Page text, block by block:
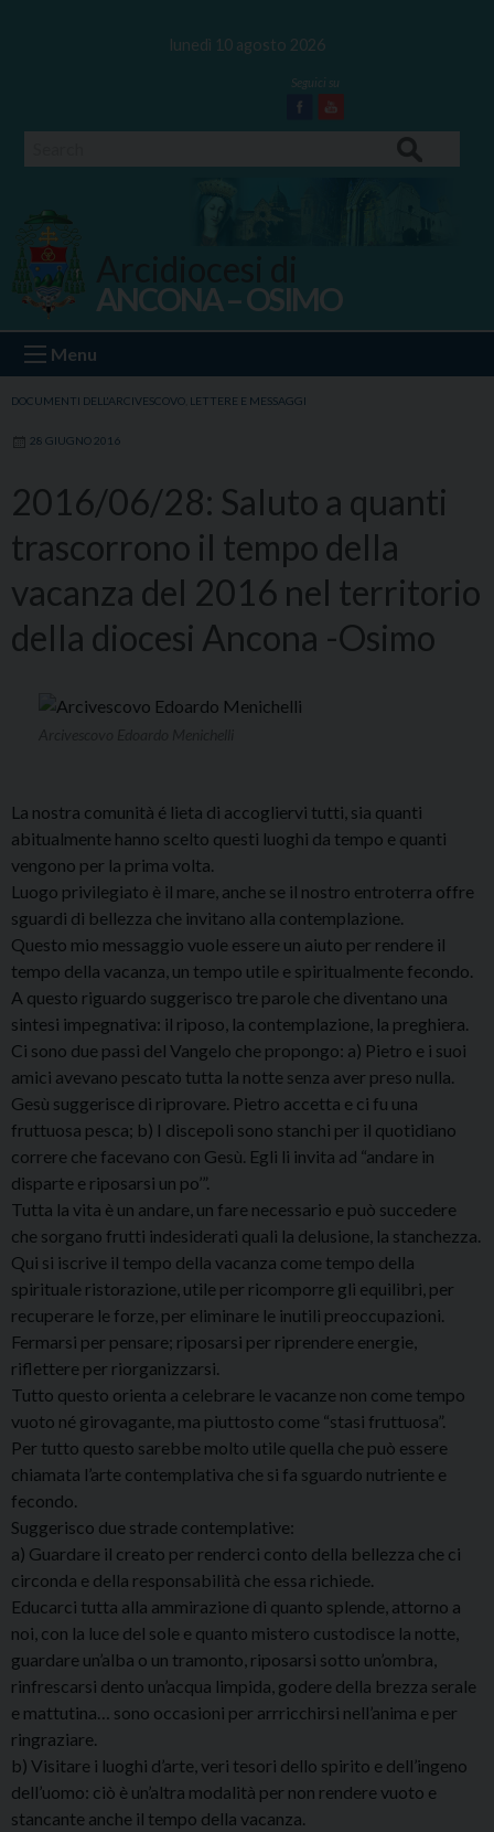
lunedì 10 agosto 2026
Facebook
Youtube
Ancona Osimo
ANCONA – OSIMO
Menu
DOCUMENTI DELL'ARCIVESCOVO LETTERE E MESSAGGI
28 GIUGNO 2016
2016/06/28: Saluto a quanti
trascorrono il tempo della
vacanza del 2016 nel territorio
della diocesi Ancona -Osimo
La nostra comunità é lieta di accogliervi tutti, sia quanti
abitualmente hanno scelto questi luoghi da tempo e quanti
vengono per la prima volta.
Luogo privilegiato è il mare, anche se il nostro entroterra offre
sguardi di bellezza che invitano alla contemplazione.
Questo mio messaggio vuole essere un aiuto per rendere il
tempo della vacanza, un tempo utile e spiritualmente fecondo.
A questo riguardo suggerisco tre parole che diventano una
sintesi impegnativa: il riposo, la contemplazione, la preghiera.
Ci sono due passi del Vangelo che propongo: a) Pietro e i suoi
amici avevano pescato tutta la notte senza aver preso nulla.
Gesù suggerisce di riprovare. Pietro accetta e ci fu una
fruttuosa pesca; b) I discepoli sono stanchi per il quotidiano
correre che facevano con Gesù. Egli li invita ad “andare in
disparte e riposarsi un po’”.
Tutta la vita è un andare, un fare necessario e può succedere
che sorgano frutti indesiderati quali la delusione, la stanchezza.
Qui si iscrive il tempo della vacanza come tempo della
spirituale ristorazione, utile per ricomporre gli equilibri, per
recuperare le forze, per eliminare le inutili preoccupazioni.
Fermarsi per pensare; riposarsi per riprendere energie,
riflettere per riorganizzarsi.
Tutto questo orienta a celebrare le vacanze non come tempo
vuoto né girovagante, ma piuttosto come “stasi fruttuosa”.
Per tutto questo sarebbe molto utile quella che può essere
chiamata l’arte contemplativa che si fa sguardo nutriente e
fecondo.
Suggerisco due strade contemplative:
a) Guardare il creato per renderci conto della bellezza che ci
circonda e della responsabilità che essa richiede.
Educarci tutta alla ammirazione di quanto splende, attorno a
noi, con la luce del sole e quanto mistero custodisce la notte,
guardare un’alba o un tramonto, riposarsi sotto un’ombra,
rinfrescarsi dento un’acqua limpida, godere della brezza serale
e mattutina… sono occasioni per arrricchirsi nell’anima e per
ringraziare.
b) Visitare i luoghi d’arte, veri tesori dello spirito e dell’ingeno
dell’uomo: ciò è un’altra modalità per non rendere vuoto e
stancante anche il tempo della vacanza.